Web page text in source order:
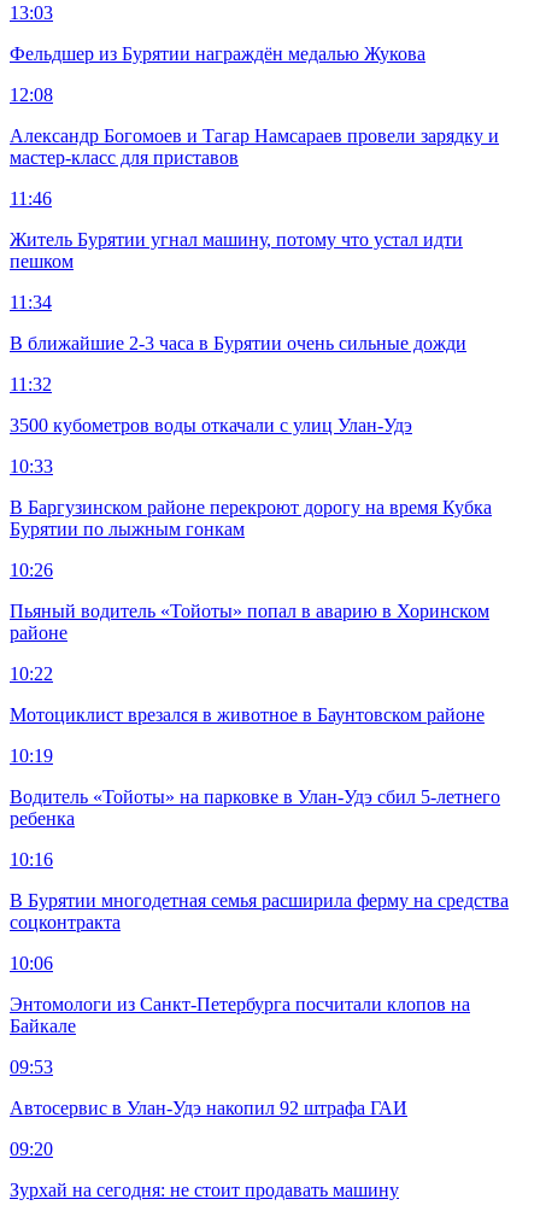
13:03
Фельдшер из Бурятии награждён медалью Жукова
12:08
Александр Богомоев и Тагар Намсараев провели зарядку и
мастер-класс для приставов
11:46
Житель Бурятии угнал машину, потому что устал идти
пешком
11:34
В ближайшие 2-3 часа в Бурятии очень сильные дожди
11:32
3500 кубометров воды откачали с улиц Улан-Удэ
10:33
В Баргузинском районе перекроют дорогу на время Кубка
Бурятии по лыжным гонкам
10:26
Пьяный водитель «Тойоты» попал в аварию в Хоринском
районе
10:22
Мотоциклист врезался в животное в Баунтовском районе
10:19
Водитель «Тойоты» на парковке в Улан-Удэ сбил 5-летнего
ребенка
10:16
В Бурятии многодетная семья расширила ферму на средства
соцконтракта
10:06
Энтомологи из Санкт-Петербурга посчитали клопов на
Байкале
09:53
Автосервис в Улан-Удэ накопил 92 штрафа ГАИ
09:20
Зурхай на сегодня: не стоит продавать машину